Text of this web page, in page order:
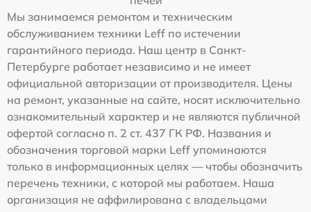
Мы занимаемся ремонтом и техническим
обслуживанием техники Leff по истечении
гарантийного периода. Наш центр в Санкт-
Петербурге работает независимо и не имеет
официальной авторизации от производителя. Цены
на ремонт, указанные на сайте, носят исключительно
ознакомительный характер и не являются публичной
офертой согласно п. 2 ст. 437 ГК РФ. Названия и
обозначения торговой марки Leff упоминаются
только в информационных целях — чтобы обозначить
перечень техники, с которой мы работаем. Наша
организация не аффилирована с владельцами